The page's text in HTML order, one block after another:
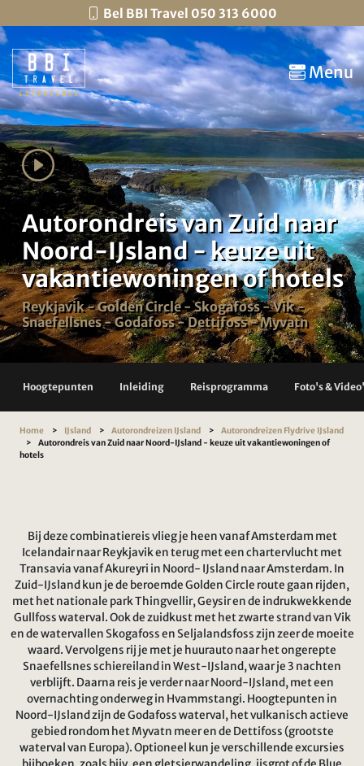
Bel BBI Travel 050 313 6000
Menu
Autorondreis van Zuid naar
Noord-IJsland - keuze uit
vakantiewoningen of hotels
Reykjavik - Golden Circle - Skogafoss - Vik -
Snaefellsnes - Godafoss - Dettifoss - Myvatn
Hoogtepunten Inleiding Reisprogramma Foto's &
Home IJsland Autorondreizen IJsland
Autorondreizen Flydrive IJsland
Autorondreis van Zuid naar Noord-IJsland - keuze uit vakantiewoningen of
hotels
Bij deze combinatiereis vlieg je heen vanaf Amsterdam met
Icelandair naar Reykjavik en terug met een chartervlucht met
Transavia vanaf Akureyri in Noord- IJsland naar Amsterdam. In
Zuid-IJsland kun je de beroemde Golden Circle route gaan rijden,
met het nationale park Thingvellir, Geysir en de indrukwekkende
Gullfoss waterval. Ook de zuidkust met het zwarte strand van Vik
en de watervallen Skogafoss en Seljalandsfoss zijn zeer de moeite
waard. Vervolgens rij je met je huurauto naar het ongerepte
Snaefellsnes schiereiland in West-IJsland, waar je 3 nachten
verblijft. Daarna reis je verder naar Noord-IJsland, met een
overnachting onderweg in Hvammstangi. Hoogtepunten in
Noord-IJsland zijn de Godafoss waterval, het vulkanisch actieve
gebied rondom het Myvatn meer en de Dettifoss (grootste
waterval van Europa). Optioneel kun je verschillende excursies